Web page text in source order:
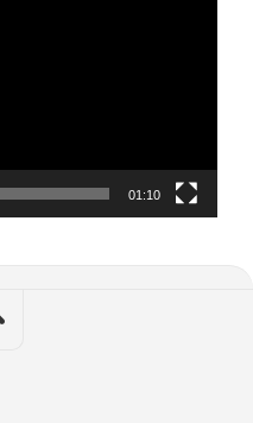
01:10